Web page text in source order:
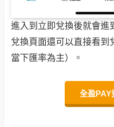
進入到立即兌換後就會進
兌換頁面還可以直接看到
當下匯率為主）。
全盈PAY